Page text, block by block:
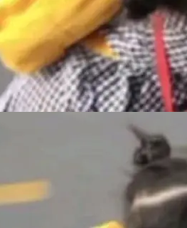
序，在近半年时间
示，...
。他的原话是 "buil
不通气。 这个判
Hugging Face 是
面跑着上百万个模
个博客系统、智能
稀奇事。 Crawsh
开源 AI coding age
文章，核心论点很
理由不是传统的自
agent 直接相关的
个性化任何软件 C
测邀请，全
现场诞生
候大概没人想到它
的路演。 8月1日，
人崔添翼（tiany
Agent Harness 相
加 DeepSeek Har
信联系我。请附上
环境中——调用工
处理错误、完成闭
Preview
量级统一多模态模
Lite-Preview。
仅以 8B-MoT 的轻
精细的真实质感、
代编辑。 相比 U
来检查 Ubuntu
Canonical 工程师
得很直白：「hwc
Anthropic